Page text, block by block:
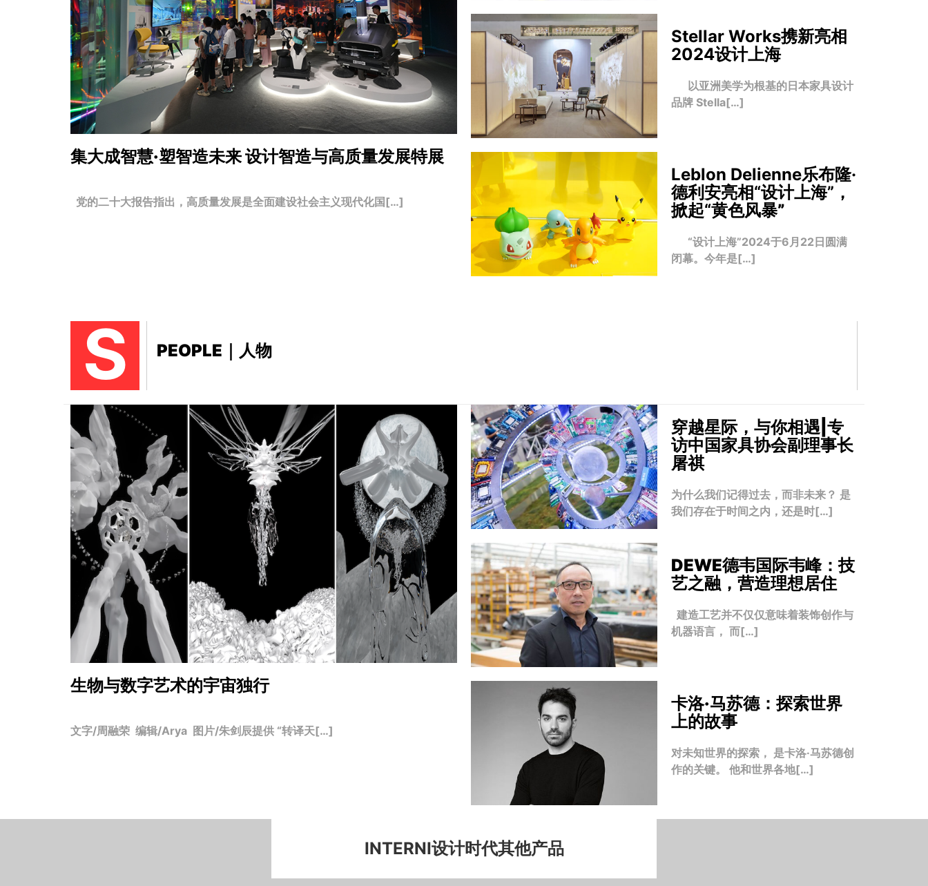
集大成智慧·塑智造未来设计智造与高质量发展特展
党的二十大报告指出，高质量发展是全面建设社会主义现代化国[…]
Stellar Works携新亮相
2024设计上海
以亚洲美学为根基的日本家具设计
品牌 Stella[…]
Leblon Delienne乐布隆·
德利安亮相“设计上海”，
掀起“黄色风暴”
“设计上海”2024于6月22日圆满
闭幕。今年是[…]
S PEOPLE｜人物
生物与数字艺术的宇宙独行
文字/周融荣 编辑/Arya 图片/朱剑辰提供 “转译天[…]
穿越星际，与你相遇|专
访中国家具协会副理事长
屠祺
为什么我们记得过去，而非未来？ 是
我们存在于时间之内，还是时[…]
DEWE德韦国际韦峰：技
艺之融，营造理想居住
建造工艺并不仅仅意味着装饰创作与
机器语言， 而[…]
卡洛·马苏德：探索世界
上的故事
对未知世界的探索， 是卡洛·马苏德创
作的关键。 他和世界各地[…]
INTERNI设计时代其他产品